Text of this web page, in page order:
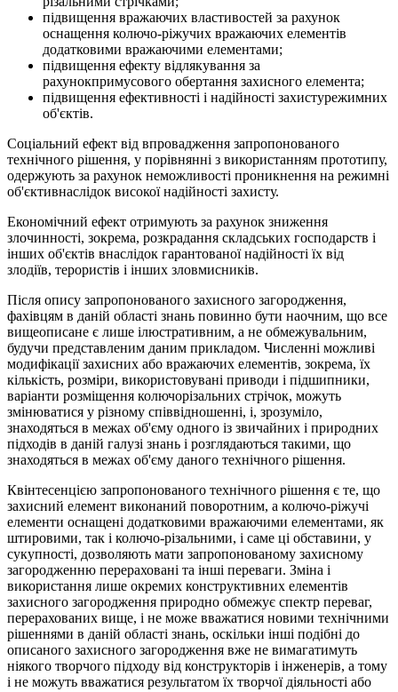
підвищення вражаючих властивостей за рахунок
оснащення колючо-ріжучих вражаючих елементів
додатковими вражаючими елементами;
підвищення ефекту відлякування за
рахунокпримусового обертання захисного елемента;
підвищення ефективності і надійності захистурежимних
об'єктів.
Соціальний ефект від впровадження запропонованого
технічного рішення, у порівнянні з використанням прототипу,
одержують за рахунок неможливості проникнення на режимні
об'єктивнаслідок високої надійності захисту.
Економічний ефект отримують за рахунок зниження
злочинності, зокрема, розкрадання складських господарств і
інших об'єктів внаслідок гарантованої надійності їх від
злодіїв, терористів і інших зловмисників.
Після опису запропонованого захисного загородження,
фахівцям в даній області знань повинно бути наочним, що все
вищеописане є лише ілюстративним, а не обмежувальним,
будучи представленим даним прикладом. Численні можливі
модифікації захисних або вражаючих елементів, зокрема, їх
кількість, розміри, використовувані приводи і підшипники,
варіанти розміщення колючорізальних стрічок, можуть
змінюватися у різному співвідношенні, і, зрозуміло,
знаходяться в межах об'єму одного із звичайних і природних
підходів в даній галузі знань і розглядаються такими, що
знаходяться в межах об'єму даного технічного рішення.
Квінтесенцією запропонованого технічного рішення є те, що
захисний елемент виконаний поворотним, а колючо-ріжучі
елементи оснащені додатковими вражаючими елементами, як
штировими, так і колючо-різальними, і саме ці обставини, у
сукупності, дозволяють мати запропонованому захисному
загородженню перераховані та інші переваги. Зміна і
використання лише окремих конструктивних елементів
захисного загородження природно обмежує спектр переваг,
перерахованих вище, і не може вважатися новими технічними
рішеннями в даній області знань, оскільки інші подібні до
описаного захисного загородження вже не вимагатимуть
ніякого творчого підходу від конструкторів і інженерів, а тому
і не можуть вважатися результатом їх творчої діяльності або